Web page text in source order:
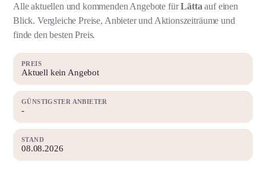
Alle aktuellen und kommenden Angebote fürLätta auf einen
Blick. Vergleiche Preise, Anbieter und Aktionszeiträume und
finde den besten Preis.
PREIS
Aktuell kein Angebot
GÜNSTIGSTER ANBIETER
-
STAND
08.08.2026